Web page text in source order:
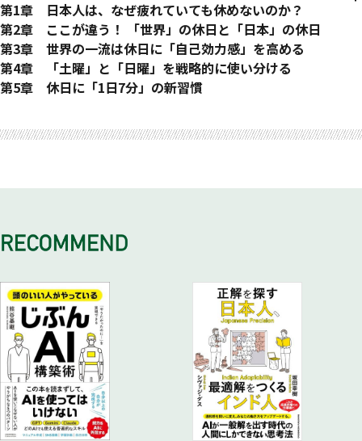
はじめに あなたは、疲れていませんか？
第1章 日本人は、なぜ疲れていても休めないのか？
日本人の休日が増えていない二つの要因
日本中の企業にコロナ禍の「後遺症」が蔓延している
日本企業に特有の「個人依存」の傾向が続いている
「上司が休まないと休みにくい」という風潮
働き方改革の先にある「三つの改革」を意識する
第2章 ここが違う！ 「世界」の休日と「日本」の休日
世界の一流はどんな「休み方」をしているのか？
世界のエグゼクティブは「休む」ために仕事をしている
日本人は疲れてから休み、世界の一流は疲れる前に休む
「ワーク・ライフ・ハーモニー」を目指している
・実践①休日と仕事を切り離す
・実践③デジタルデトックスの時間を作る
身体やメンタルだけでなく「脳」も休めている
マイクロソフトで徹底されている「ドゥ・モア・ウィズ・レ
ス」という考え方
世界の一流が「長期休暇」を取っても仕事に支障が出ない理由
長期休暇の目的は「家族愛」を深め、「自己啓発」に努めるこ
と
日本人は「休んでもやることがない」と考えている
趣味ができると仕事の効率が格段にアップする
同好の士が集まることで「偶然の出会い」が生まれやすい
休日とは、他人から評価されることのない自分軸の時間
第3章 世界の一流は休日に「自己効力感」を高める
自己効力感とは、自信を持ってポジティブに仕事と向き合うマ
インド
自己効力感を高めるための四つのアプローチ
・アプローチ①簡単な目標を設定して、小さな達成感を得る
・アプローチ③人とのつながりを大切にする
・ビル・ゲイツ 毎週１冊のペースで本を読んでいる
・マーク・ザッカーバーグ 読書を通じて異なる文化や歴史を
学ぶ
・ウォーレン・バフェット 読書で得た知識を投資に活用する
日本のビジネスパーソンはどんな読書をしているのか？
休日のリラックスタイムに将来のことを考える
・視点①価値観と目標の明確化
・視点②自己認識と自己管理
・視点③精神的な成長と内省
・視点④中長期的なビジョンの見直し
第4章 「土曜」と「日曜」を戦略的に使い分ける
世界の一流は、休日に「休養」と「教養」を手に入れている
「金曜」の午後３時に休日の準備を始めている
・準備①土日の過ごし方を事前に計画する
・準備③金曜の夕方に予定を入れる
土曜のチャレンジデーはリスキリングに注力
世界の一流は「時間自律性」を意識している
知識の習得ではなく「アウトプット」を意識した読書
世界の一流は「戦略的睡眠」を実践している
メンバーからの連絡事項は日曜の夕方にまとめてチェック
人生がハッピーになるための優先順位を見極める
第5章 休日に「1日7分」の新習慣
・新習慣①瞑想 心を静めてストレスを解消する
・新習慣②ジャーナリング 書き出すことで集中力を高める
自分のコンディションを認識して、行動パターンを使い分ける
・選択③「自己啓発パターン」 新たな学びを得る
・①パフォーマンス（活動）ゾーン
・②サバイバル（生存）ゾーン
・③バーンアウト（燃え尽き）ゾーン
・④リニューアル（再生）ゾーン
「限られた時間」と「自分のエネルギー」を最適配置する